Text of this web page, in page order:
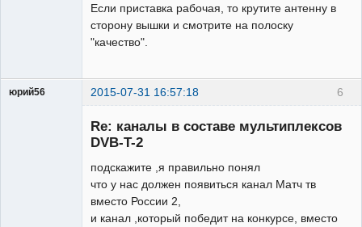
Если приставка рабочая, то крутите антенну в
сторону вышки и смотрите на полоску
"качество".
6
юрий56 2015-07-31 16:57:18
Re: каналы в составе мультиплексов
DVB-T-2
подскажите ,я правильно понял
что у нас должен появиться канал Матч тв
вместо России 2,
и канал ,который победит на конкурсе, вместо